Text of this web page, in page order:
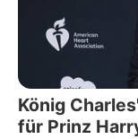
König
für Prinz